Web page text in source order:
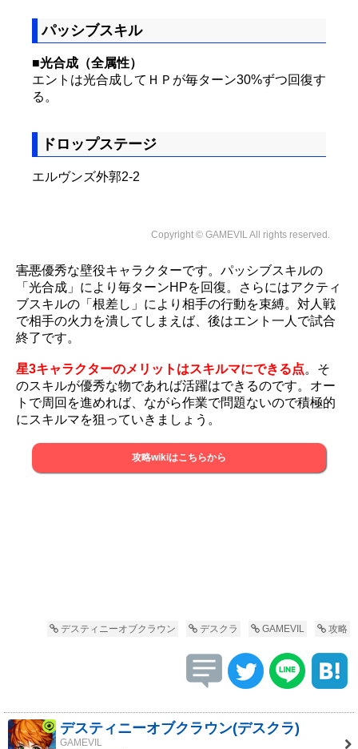
パッシブスキル
■光合成（全属性）
エントは光合成してＨＰが毎ターン30%ずつ回復す
る。
ドロップステージ
エルヴンズ外郭2-2
Copyright © GAMEVIL All rights reserved.
害悪優秀な壁役キャラクターです。パッシブスキルの
「光合成」により毎ターンHPを回復。さらにはアクティ
ブスキルの「根差し」により相手の行動を束縛。対人戦
で相手の火力を潰してしまえば、後はエント一人で試合
終了です。
星3キャラクターのメリットはスキルマにできる点。そ
のスキルが優秀な物であれば活躍はできるのです。オー
トで周回を進めれば、ながら作業で問題ないので積極的
にスキルマを狙っていきましょう。
攻略wikiはこちらから
デスティニーオブクラウン デスクラ GAMEVIL 攻略
デスティニーオブクラウン(デスクラ)
GAMEVIL